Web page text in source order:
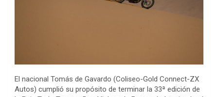
El nacional Tomás de Gavardo (Coliseo-Gold Connect-ZX
Autos) cumplió su propósito de terminar la 33ª edición de